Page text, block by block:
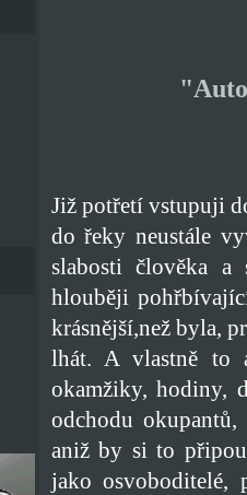
Již potřetí vstupuji
do řeky neustále
slabosti člověka a
hlouběji
krásnější,než byla,
lhát. A vlastně to
okamžiky, hodiny,
odchodu
aniž by si to
jako osvoboditelé,